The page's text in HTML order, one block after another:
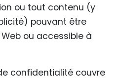
ou tout contenu (y
pouvant être
ou accessible à
confidentialité couvre